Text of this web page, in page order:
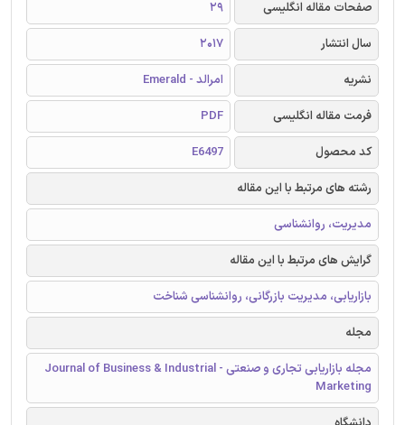
صفحات مقاله انگلیسی
29
سال انتشار
2017
نشریه
امرالد - Emerald
فرمت مقاله انگلیسی
PDF
کد محصول
E6497
رشته های مرتبط با این مقاله
مدیریت، روانشناسی
گرایش های مرتبط با این مقاله
بازاریابی، مدیریت بازرگانی، روانشناسی شناخت
مجله
مجله بازاریابی تجاری و صنعتی - Journal of Business & Industrial
Marketing